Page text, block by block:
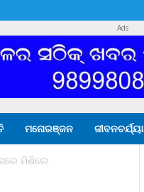
Ads
ମନୋରଞ୍ଜନ ଜୀବନଚର୍ଯ୍ୟା
ମିଶିଲେ